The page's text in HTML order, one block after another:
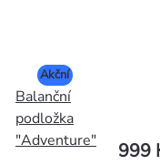
Akční
Balanční
podložka
"Adventure"
999